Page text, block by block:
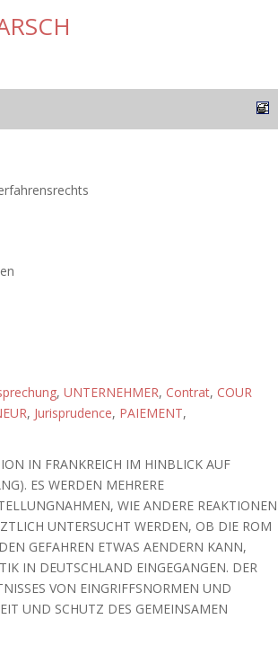
, UNTERNEHMER, Contrat, COUR
, Jurisprudence, PAIEMENT,
IN FRANKREICH IM HINBLICK AUF
ES WERDEN MEHRERE
WIE ANDERE REAKTIONEN
UNTERSUCHT WERDEN, OB DIE ROM
GEFAHREN ETWAS AENDERN KANN,
IN DEUTSCHLAND EINGEGANGEN. DER
VON EINGRIFFSNORMEN UND
UND SCHUTZ DES GEMEINSAMEN